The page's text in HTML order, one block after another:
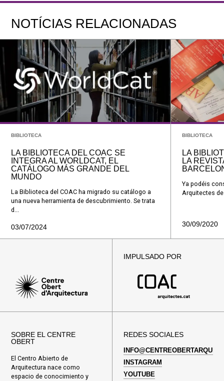
NOTÍCIAS RELACIONADAS
BIBLIOTECA
LA BIBLIOTECA DEL COAC SE
INTEGRA AL WORLDCAT, EL
CATÁLOGO MÁS GRANDE DEL
MUNDO
La Biblioteca del COAC ha migrado su catálogo a
una nueva herramienta de descubrimiento. Se trata
d...
03/07/2024
BIBLIOTECA
LA
LA
Ya podéis
Arquitectes
30/09/2020
IMPULSADO POR
SOBRE EL CENTRE
OBERT
El Centro Abierto de
Arquitectura nace como
espacio de conocimiento y
REDES SOCIALES
INSTAGRAM
YOUTUBE